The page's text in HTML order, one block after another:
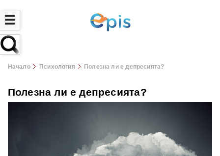
☰
Начало Психология Полезна ли е депресията?
Полезна ли е депресията?